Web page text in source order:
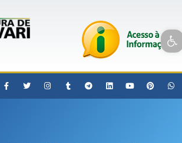
Open toolbar